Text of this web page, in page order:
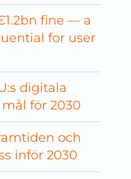
fine — a
for user
digitala
för 2030
och
inför 2030